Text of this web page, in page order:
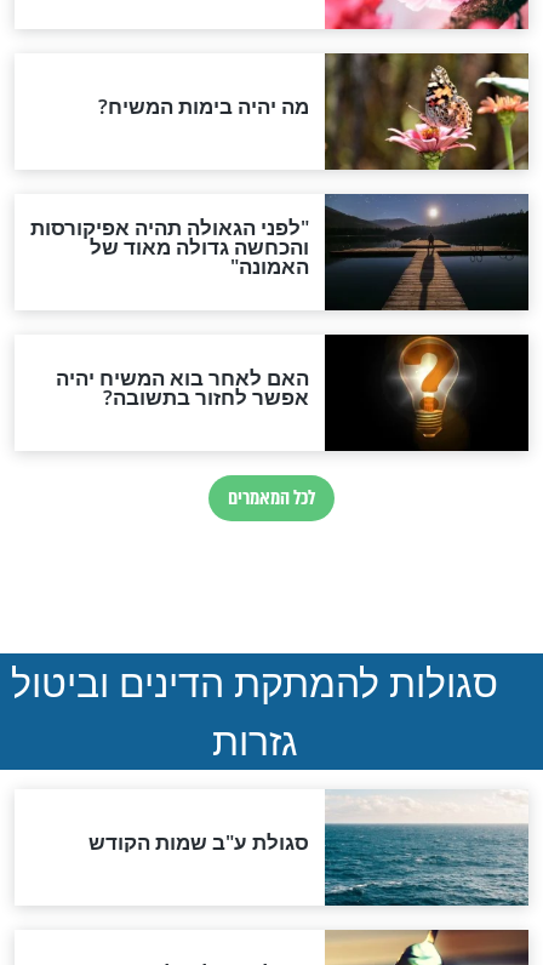
מעט אתה כבר לא פה": הפתק המצמרר שכתב
שנפל בג'נין
חדשות יהדות
נהרגו בדרום לבנון
סימני שאלה
המסמך האבוד שנחשף
במרתפי מוסקבה: כתב היד
הנדיר של הרשב"ם התגלה